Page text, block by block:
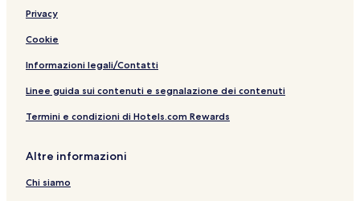
Privacy
Cookie
Informazioni legali/Contatti
Linee guida sui contenuti e segnalazione dei contenuti
Termini e condizioni di Hotels.com Rewards
Altre informazioni
Chi siamo